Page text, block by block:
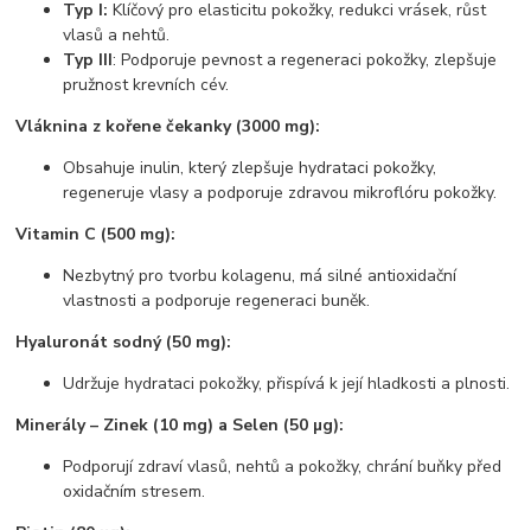
Typ I: Klíčový pro elasticitu pokožky, redukci vrásek, růst
vlasů a nehtů.
Typ III: Podporuje pevnost a regeneraci pokožky, zlepšuje
pružnost krevních cév.
Vláknina z kořene čekanky (3000 mg):
Obsahuje inulin, který zlepšuje hydrataci pokožky,
regeneruje vlasy a podporuje zdravou mikroflóru pokožky.
Vitamin C (500 mg):
Nezbytný pro tvorbu kolagenu, má silné antioxidační
vlastnosti a podporuje regeneraci buněk.
Hyaluronát sodný (50 mg):
Udržuje hydrataci pokožky, přispívá k její hladkosti a plnosti.
Minerály – Zinek (10 mg) a Selen (50 µg):
Podporují zdraví vlasů, nehtů a pokožky, chrání buňky před
oxidačním stresem.